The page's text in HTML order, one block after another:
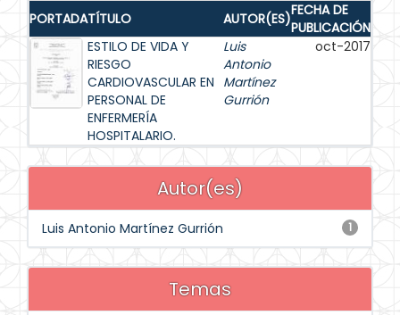
PORTADATÍTULO AUTOR(ES)FECHA DE
PUBLICACIÓN
ESTILO DE VIDA Y
RIESGO
CARDIOVASCULAR EN
PERSONAL DE
ENFERMERÍA
HOSPITALARIO.
Luis
Antonio
Martínez
Gurrión
oct-2017
Autor(es)
1
Luis Antonio Martínez Gurrión
Temas